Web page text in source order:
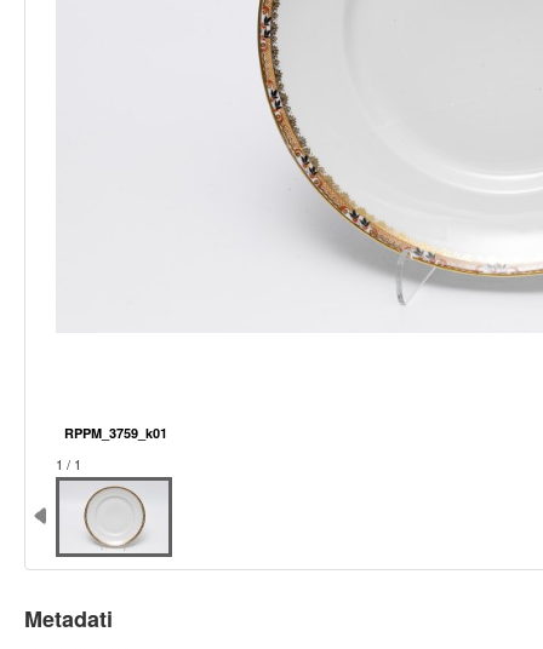
RPPM_3759_k01
1 / 1
Metadati